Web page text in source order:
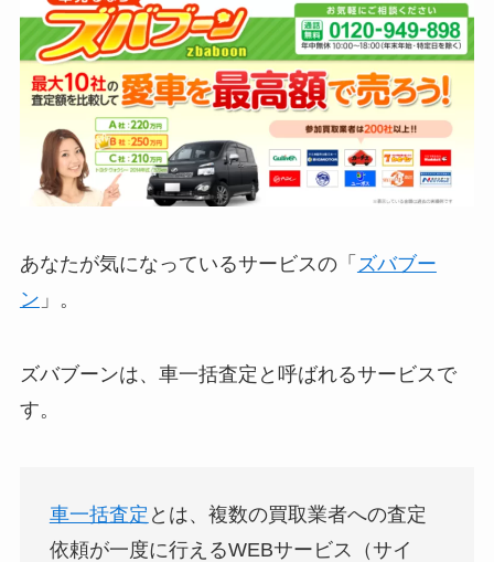
あなたが気になっているサービスの「 ズバブー
ン 」。
ズバブーンは、車一括査定と呼ばれるサービスで
す。
車一括査定 とは、複数の買取業者への査定
依頼が一度に行えるWEBサービス（サイ